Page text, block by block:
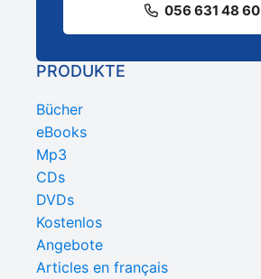
056 631 48 60
PRODUKTE
Bücher
eBooks
Mp3
CDs
DVDs
Kostenlos
Angebote
Articles en français